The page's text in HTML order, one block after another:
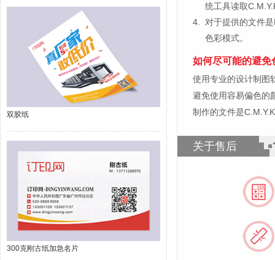
双胶纸
300克刚古纸加急名片
统工具读取
4.
对于提供的文件
色彩模式。
如何尽可能的避免
使用专业的设计制图
避免使用容易偏色的
制作的文件是
关于售后